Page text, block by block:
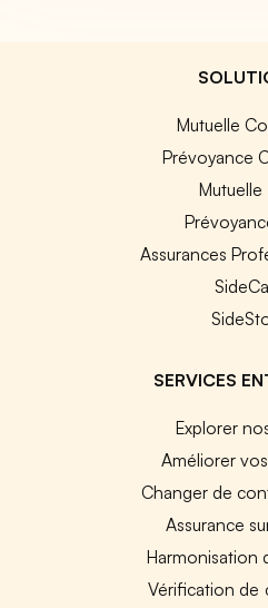
Mutuelle
Prévoyance
Mutuelle
Assurances
SERVICES
Explorer
Améliorer
Changer de
Assurance
Harmonisation
Vérification de